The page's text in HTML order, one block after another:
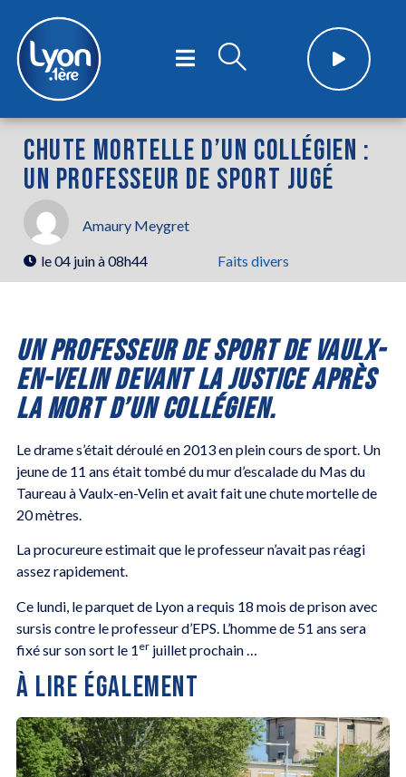
CHUTE MORTELLE D’UN COLLÉGIEN :
UN PROFESSEUR DE SPORT JUGÉ
Amaury Meygret
le04 juin à 08h44 Faits divers
UN PROFESSEUR DE SPORT DE VAULX-
EN-VELIN DEVANT LA JUSTICE APRÈS
LA MORT D’UN COLLÉGIEN.
Le drame s’était déroulé en 2013 en plein cours de sport. Un
jeune de 11 ans était tombé du mur d’escalade du Mas du
Taureau à Vaulx-en-Velin et avait fait une chute mortelle de
20 mètres.
La procureure estimait que le professeur n’avait pas réagi
assez rapidement.
Ce lundi, le parquet de Lyon a requis 18 mois de prison avec
sursis contre le professeur d’EPS. L’homme de 51 ans sera
fixé sur son sort le 1 erjuillet prochain …
À LIRE ÉGALEMENT